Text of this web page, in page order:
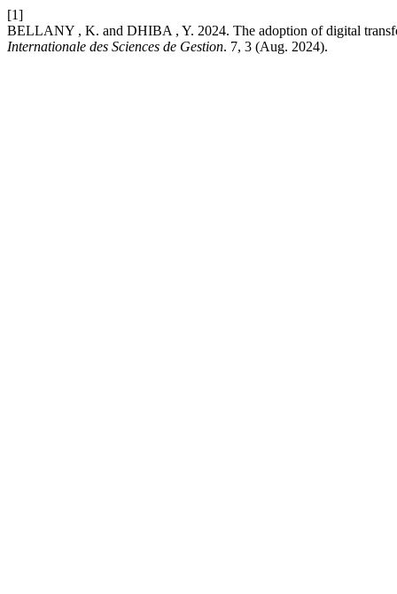
[1]
BELLANY , K. and DHIBA , Y. 2024. The adoption of digital
Internationale des Sciences de Gestion. 7, 3 (Aug. 2024).